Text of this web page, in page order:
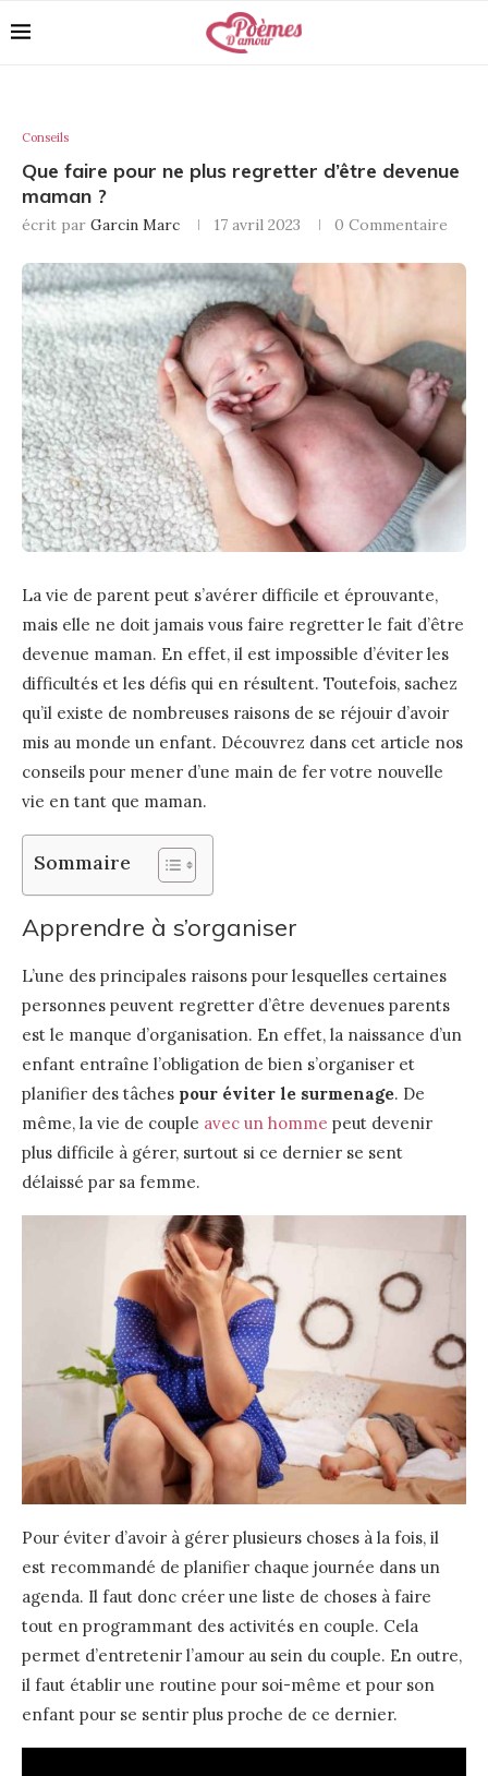
Conseils
Que faire pour ne plus regretter d’être devenue
maman ?
écrit par Garcin Marc 17 avril 2023 0 Commentaire
La vie de parent peut s’avérer difficile et éprouvante,
mais elle ne doit jamais vous faire regretter le fait d’être
devenue maman. En effet, il est impossible d’éviter les
difficultés et les défis qui en résultent. Toutefois, sachez
qu’il existe de nombreuses raisons de se réjouir d’avoir
mis au monde un enfant. Découvrez dans cet article nos
conseils pour mener d’une main de fer votre nouvelle
vie en tant que maman.
Sommaire
Apprendre à s’organiser
L’une des principales raisons pour lesquelles certaines
personnes peuvent regretter d’être devenues parents
est le manque d’organisation. En effet, la naissance d’un
enfant entraîne l’obligation de bien s’organiser et
planifier des tâches pour éviter le surmenage. De
même, la vie de couple avec un homme peut devenir
plus difficile à gérer, surtout si ce dernier se sent
délaissé par sa femme.
Pour éviter d’avoir à gérer plusieurs choses à la fois, il
est recommandé de planifier chaque journée dans un
agenda. Il faut donc créer une liste de choses à faire
tout en programmant des activités en couple. Cela
permet d’entretenir l’amour au sein du couple. En outre,
il faut établir une routine pour soi-même et pour son
enfant pour se sentir plus proche de ce dernier.